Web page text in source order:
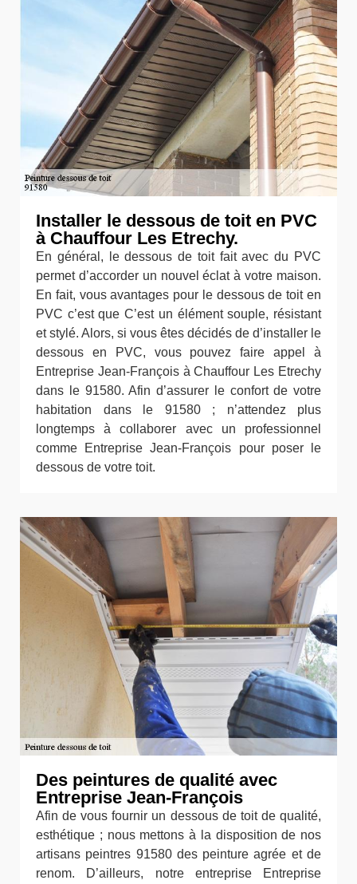
Installer le dessous de toit en PVC
à Chauffour Les Etrechy.
En général, le dessous de toit fait avec du PVC
permet d’accorder un nouvel éclat à votre maison.
En fait, vous avantages pour le dessous de toit en
PVC c’est que C’est un élément souple, résistant
et stylé. Alors, si vous êtes décidés de d’installer le
dessous en PVC, vous pouvez faire appel à
Entreprise Jean-François à Chauffour Les Etrechy
dans le 91580. Afin d’assurer le confort de votre
habitation dans le 91580 ; n’attendez plus
longtemps à collaborer avec un professionnel
comme Entreprise Jean-François pour poser le
dessous de votre toit.
Des peintures de qualité avec
Entreprise Jean-François
Afin de vous fournir un dessous de toit de qualité,
esthétique ; nous mettons à la disposition de nos
artisans peintres 91580 des peinture agrée et de
renom. D’ailleurs, notre entreprise Entreprise